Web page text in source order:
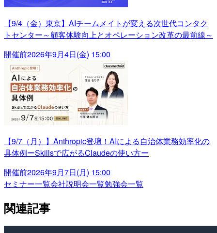
【9/4（金）東京】AIチームメイトが変える次世代コンタク
トセンター～顧客体験向上とオペレーション改革の最前線～
開催前2026年9月4日(金) 15:00
【9/7（月）】Anthropic登壇！AIによる自治体業務効率化の
具体例ーSkillsで広がるClaudeの使い方ー
開催前2026年9月7日(月) 15:00
セミナー一覧会社説明会一覧勉強会一覧
関連記事